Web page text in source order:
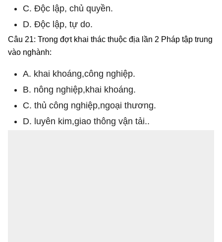
C. Độc lập, chủ quyền.
D. Độc lập, tự do.
Câu 21: Trong đợt khai thác thuộc địa lần 2 Pháp tập trung
vào nghành:
A. khai khoáng,công nghiệp.
B. nông nghiệp,khai khoáng.
C. thủ công nghiệp,ngoại thương.
D. luyên kim,giao thông vận tải..